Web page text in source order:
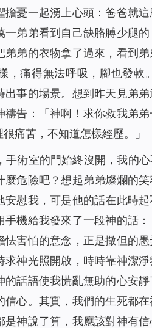
擔憂一起湧上心頭：爸爸就
一弟弟看到自己缺胳膊少腿
弟的衣物拿了過來，看到
，痛得無法呼吸，腳也發
出事的場景。想到昨天見弟
告：「神啊！求你救我弟
痛苦，不知道怎樣經歷。」
手術室的門始終沒開，我的
麼危險吧？想起弟弟燦爛的
慰我，可是他的話在此時
機給我發來了一段神的話：
害怕的意念，正是撒但的
神光照開啟，時時靠神潔
的話語使我慌亂無助的心安
心。其實，我們的生死都
神說了算，我應該對神有